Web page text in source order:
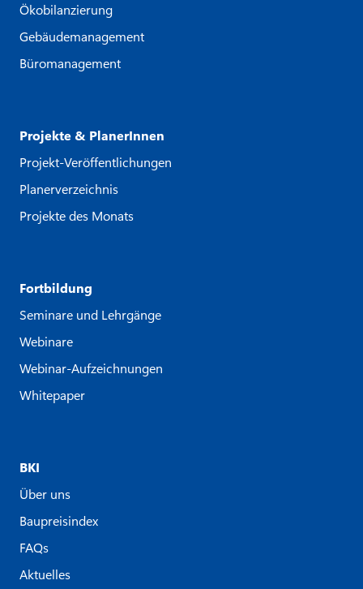
Ökobilanzierung
Gebäudemanagement
Büromanagement
Projekte & PlanerInnen
Projekt-Veröffentlichungen
Planerverzeichnis
Projekte des Monats
Fortbildung
Seminare und Lehrgänge
Webinare
Webinar-Aufzeichnungen
Whitepaper
BKI
Über uns
Baupreisindex
FAQs
Aktuelles